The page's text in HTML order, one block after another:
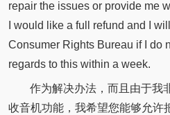
repair the issues or provide me
I would like a full refund and I
Consumer Rights Bureau if I do
regards to this within a week.
作为解决办法，而且由于我
收音机功能，我希望您能够允许